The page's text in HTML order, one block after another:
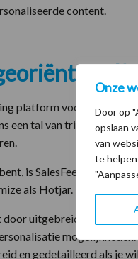
Onze
Door op
opslaan
van
te
content.
platform voor
een tal van triggers,
is SalesFeed een heel
als Hotjar.
uitgebreide informatie
mogelijkheden.
en gedetailleerd als je